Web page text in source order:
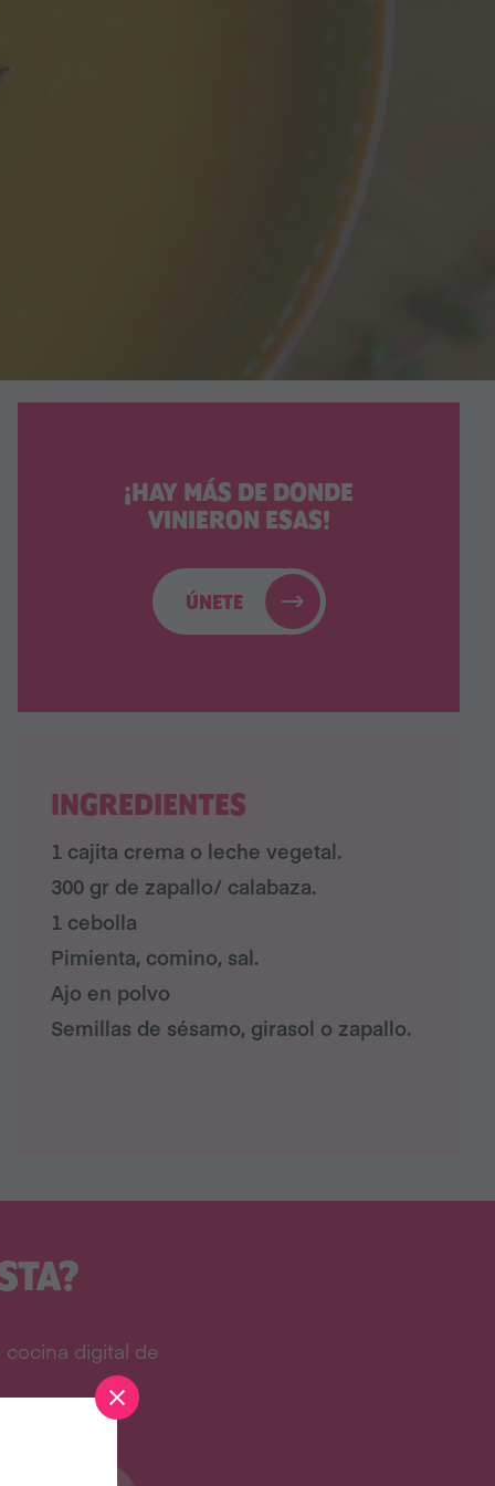
¡HAY MÁS DE DONDE
VINIERON ESAS!
ÚNETE
INGREDIENTES
1 cajita crema o leche vegetal.⁠
300 gr de zapallo/ calabaza.⁠
1 cebolla⁠
Pimienta, comino, sal.⁠
Ajo en polvo⁠
Semillas de sésamo, girasol o zapallo.⁠
digital de